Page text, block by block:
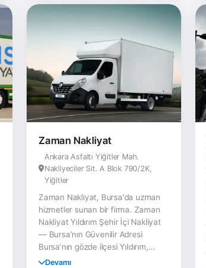
Zaman Nakliyat
Ankara Asfaltı Yiğitler Mah.
Nakliyeciler Sit. A Blok 790/2K,
Yiğitler
Zaman Nakliyat, Bursa'da uzman
hizmetler sunan bir firma. Zaman
Nakliyat Yıldırım Şehir İçi Nakliyat
— Bursa’nın Güvenilir Adresi
Bursa’nın gözde ilçesi Yıldırım,...
Devamı